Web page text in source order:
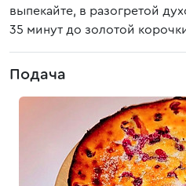
выпекайте, в разогретой
35 минут до золотой
Подача